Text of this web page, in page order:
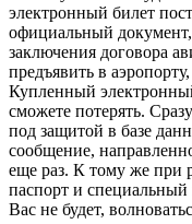
электронный билет
официальный
заключения договора
предъявить в
Купленный
сможете потерять.
под защитой в базе
сообщение,
еще раз. К тому же при
паспорт и
Вас не будет,